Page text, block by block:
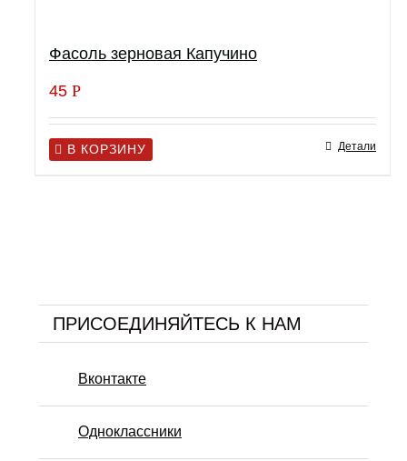
Фасоль зерновая Капучино
45 Р
В КОРЗИНУ Детали
ПРИСОЕДИНЯЙТЕСЬ К НАМ
Вконтакте
Одноклассники